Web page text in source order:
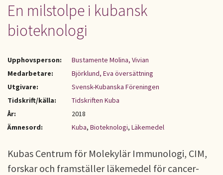
UPPHOVSRÄTT
KONTAKT
En milstolpe i kubansk
bioteknologi
Upphovsperson:
Bustamente Molina, Vivian
Medarbetare:
Björklund, Eva översättning
Utgivare:
Svensk-Kubanska Föreningen
Tidskrift/källa:
Tidskriften Kuba
År:
2018
Ämnesord:
Kuba, Bioteknologi, Läkemedel
Kubas Centrum för Molekylär Immunologi, CIM,
forskar och framställer läkemedel för cancer-